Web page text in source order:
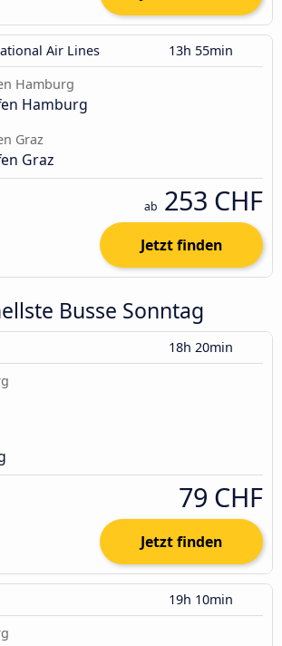
Air Lines 13h 55min
Hamburg
Hamburg
Graz
Graz
ab 253 CHF
Jetzt finden
Busse Sonntag
18h 20min
79 CHF
Jetzt finden
19h 10min